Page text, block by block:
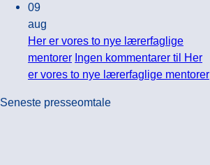
09
aug
Her er vores to nye lærerfaglige
mentorer Ingen kommentarer til Her
er vores to nye lærerfaglige mentorer
Seneste presseomtale